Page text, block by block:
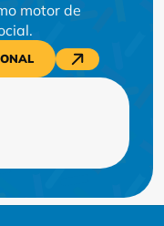
motor de